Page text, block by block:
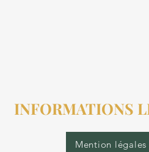
INFORMATIONS
Mention légales